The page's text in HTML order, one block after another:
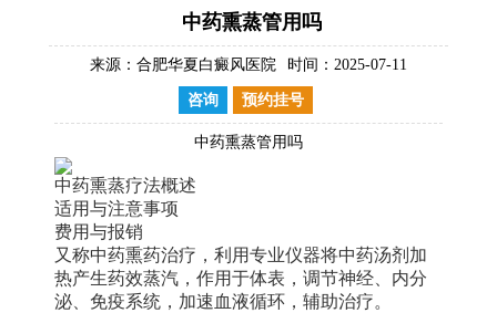
中药熏蒸管用吗
来源： 合肥华夏白癜风医院 时间：2025-07-11
咨询 预约挂号
中药熏蒸管用吗
中药熏蒸疗法概述
适用与注意事项
费用与报销
又称中药熏药治疗，利用专业仪器将中药汤剂加
热产生药效蒸汽，作用于体表，调节神经、内分
泌、免疫系统，加速血液循环，辅助治疗。